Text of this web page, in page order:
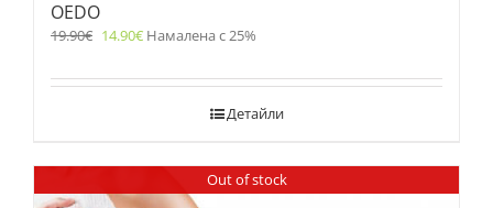
OEDO
19.90€ 14.90€ Намалена с 25%
Детайли
Out of stock